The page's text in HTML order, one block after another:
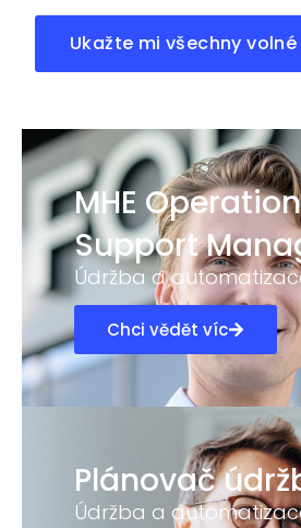
Ukažte mi všechny
MHE
Support
Údržba a
Chci vědět víc
Plánovač
Údržba a